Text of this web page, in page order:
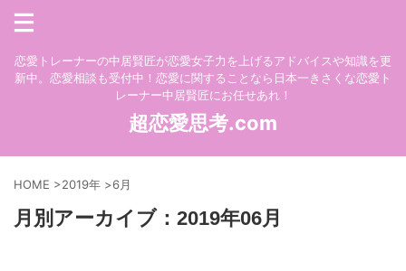
恋愛トレーナーの中居賢匠が恋愛女子力を上げるアドバイスや知識を更
新中。恋愛相談も受付中！恋愛に関することなら日本一きさくな恋愛ト
レーナー中居賢匠にお任せあれ！
超恋愛思考.com
HOME >2019年 >6月
月別アーカイブ：2019年06月